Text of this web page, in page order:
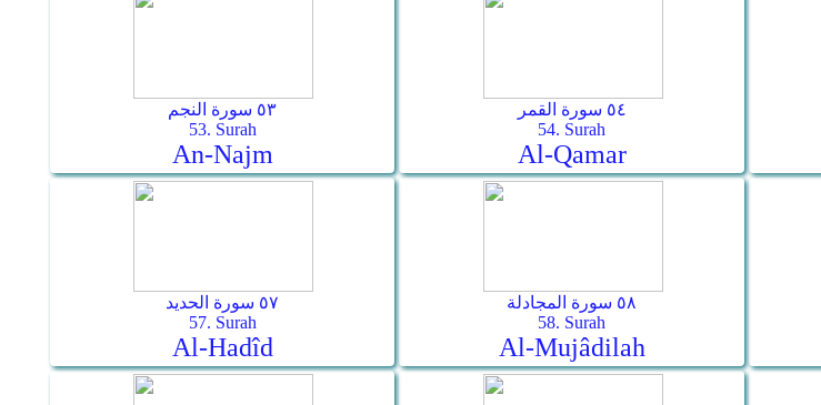
٥٣ سورة النجم
53. Surah
An-Najm
٥٤ سورة القمر
54. Surah
Al-Qamar
٥٧ سورة الحديد
57. Surah
Al-Hadîd
٥٨ سورة المجادلة
58. Surah
Al-Mujâdilah